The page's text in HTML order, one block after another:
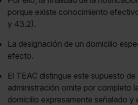
porque existe conocimiento
y 43.2).
La designación de un domicilio
efecto.
El TEAC distingue este supuesto
administración omite por completo
domicilio expresamente señalado y